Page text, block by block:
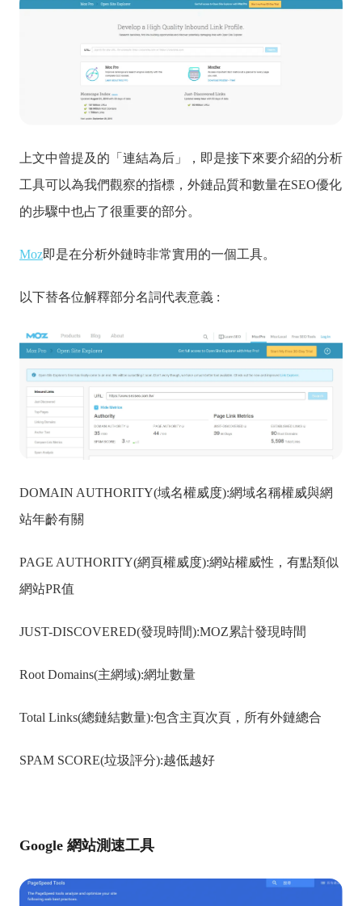
上文中曾提及的「連結為后」，即是接下來要介紹的分析
工具可以為我們觀察的指標，外鏈品質和數量在SEO優化
的步驟中也占了很重要的部分。
Moz即是在分析外鏈時非常實用的一個工具。
以下替各位解釋部分名詞代表意義 :
DOMAIN AUTHORITY(域名權威度):網域名稱權威與網
站年齡有關
PAGE AUTHORITY(網頁權威度):網站權威性，有點類似
網站PR值
JUST-DISCOVERED(發現時間):MOZ累計發現時間
Root Domains(主網域):網址數量
Total Links(總鏈結數量):包含主頁次頁，所有外鏈總合
SPAM SCORE(垃圾評分):越低越好
Google 網站測速工具